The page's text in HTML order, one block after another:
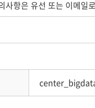
항은 유선 또는 이메일